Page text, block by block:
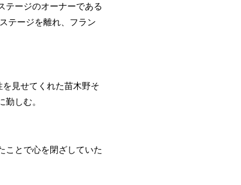
テージのオーナーである
テージを離れ、フラン
見せてくれた苗木野そ
しむ。
ことで心を閉ざしていた